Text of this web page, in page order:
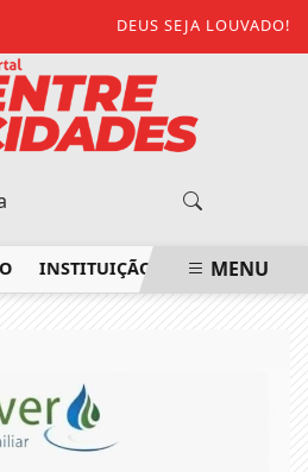
DEUS SEJA LOUVADO!
INSTITUIÇÃO NO NOROESTEMENU